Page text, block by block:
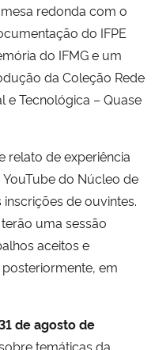
redonda com o
do IFPE
do IFMG e um
da Coleção Rede
e Tecnológica – Quase
relato de experiência
do Núcleo de
inscrições de ouvintes.
uma sessão
aceitos e
em
de agosto de
temáticas da